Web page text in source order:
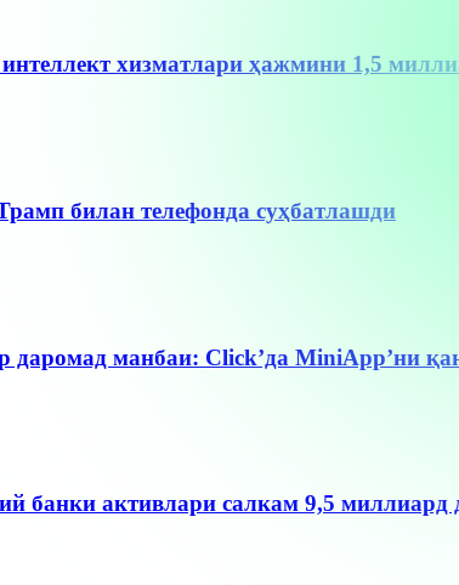
хизматлари ҳажмини 1,5
билан телефонда суҳбатлашди
даромад манбаи: Click’да MiniApp’ни
банки активлари салкам 9,5 миллиард